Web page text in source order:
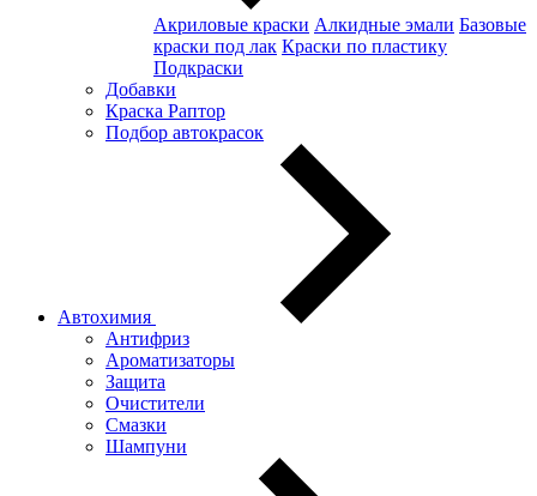
Акриловые краски Алкидные эмали Базовые
краски под лак Краски по пластику
Подкраски
Добавки
Краска Раптор
Подбор автокрасок
Автохимия
Антифриз
Ароматизаторы
Защита
Очистители
Смазки
Шампуни